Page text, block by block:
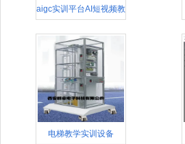
aigc实训平台AI短视频教
电梯教学实训设备